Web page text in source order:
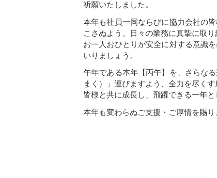
祈願いたしました。
本年も社員一同ならびに協力会社の
こさぬよう、日々の業務に真摯に取
お一人おひとりが安全に対する意識
いりましょう。
午年である本年【丙午】を、さらな
まく）」運びますよう、全力を尽く
皆様と共に成長し、飛躍できる一年
本年も変わらぬご支援・ご厚情を賜